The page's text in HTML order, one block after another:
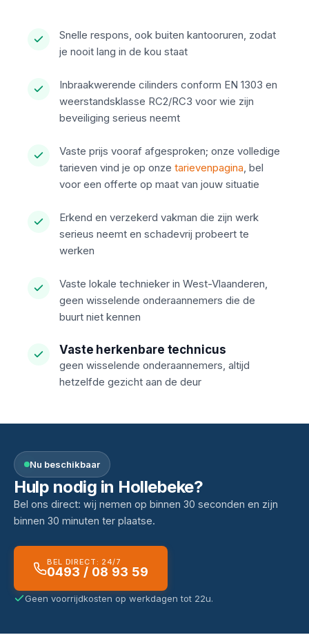
Snelle respons, ook buiten kantooruren, zodat
je nooit lang in de kou staat
Inbraakwerende cilinders conform EN 1303 en
weerstandsklasse RC2/RC3 voor wie zijn
beveiliging serieus neemt
Vaste prijs vooraf afgesproken; onze volledige
tarieven vind je op onze tarievenpagina, bel
voor een offerte op maat van jouw situatie
Erkend en verzekerd vakman die zijn werk
serieus neemt en schadevrij probeert te
werken
Vaste lokale technieker in West-Vlaanderen,
geen wisselende onderaannemers die de
buurt niet kennen
Vaste herkenbare technicus
geen wisselende onderaannemers, altijd
hetzelfde gezicht aan de deur
Nu beschikbaar
Hulp nodig in Hollebeke?
Bel ons direct: wij nemen op binnen 30 seconden en zijn
binnen 30 minuten ter plaatse.
BEL DIRECT: 24/7
0493 / 08 93 59
Geen voorrijdkosten op werkdagen tot 22u.